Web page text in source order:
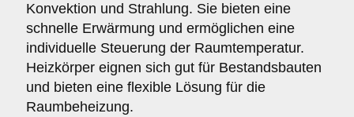
Konvektion und Strahlung. Sie bieten eine
schnelle Erwärmung und ermöglichen eine
individuelle Steuerung der Raumtemperatur.
Heizkörper eignen sich gut für Bestandsbauten
und bieten eine flexible Lösung für die
Raumbeheizung.